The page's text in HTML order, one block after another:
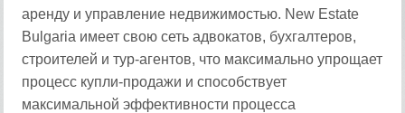
аренду и управление недвижимостью. New Estate
Bulgaria имеет свою сеть адвокатов, бухгалтеров,
строителей и тур-агентов, что максимально упрощает
процесс купли-продажи и способствует
максимальной эффективности процесса